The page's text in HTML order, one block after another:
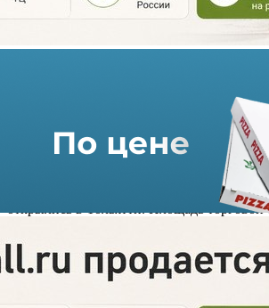
20.07.2021 г. в 14:42
Первые магазины российской розничной
Автозаводское шоссе, д.6 составляет
Второй магазин открылся несколько дней
Лизы Чайкиной, д. 85. Его площадь